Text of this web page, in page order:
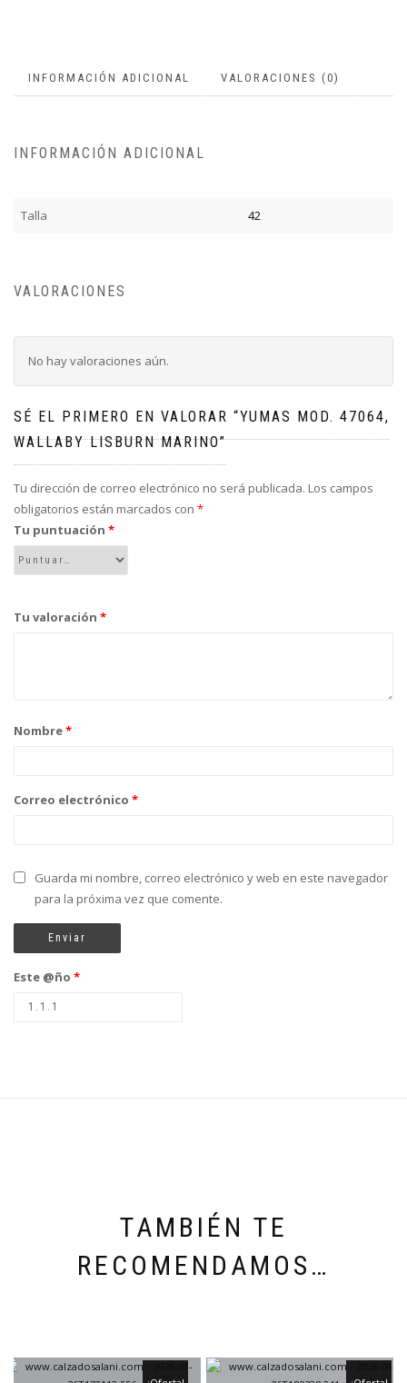
INFORMACIÓN ADICIONAL VALORACIONES (0)
INFORMACIÓN ADICIONAL
Talla 42
VALORACIONES
No hay valoraciones aún.
SÉ EL PRIMERO EN VALORAR “YUMAS MOD. 47064,
WALLABY LISBURN MARINO”
Tu dirección de correo electrónico no será publicada. Los campos
obligatorios están marcados con *
Tu puntuación *
Tu valoración *
Nombre*
Correo electrónico *
Guarda mi nombre, correo electrónico y web en este navegador
para la próxima vez que comente.
Este @ño *
TAMBIÉN TE
RECOMENDAMOS…